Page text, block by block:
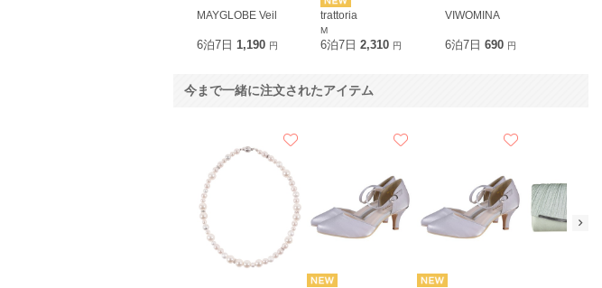
MAYGLOBE Veil
6泊7日 1,190 円
trattoria
M
6泊7日2,310 円
VIWOMINA
6泊7日 690 円
今まで一緒に注文されたアイテム